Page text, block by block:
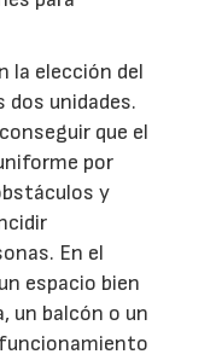
la elección del
dos unidades.
que el
por
y
En el
espacio bien
un balcón o un